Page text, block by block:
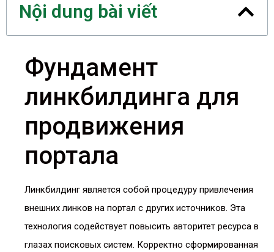
Nội dung bài viết
Фундамент
линкбилдинга для
продвижения
портала
Линкбилдинг является собой процедуру привлечения
внешних линков на портал с других источников. Эта
технология содействует повысить авторитет ресурса в
глазах поисковых систем. Корректно сформированная